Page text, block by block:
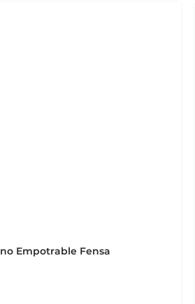
Empotrable Fensa